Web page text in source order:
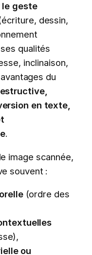
le geste
dessin,
qualités
inclinaison,
du
en texte,
.
image scannée,
souvent :
(ordre des
ou